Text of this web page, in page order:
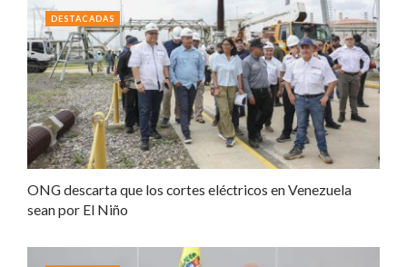
ONG descarta que los cortes eléctricos en Venezuela
sean por El Niño
DESTACADAS